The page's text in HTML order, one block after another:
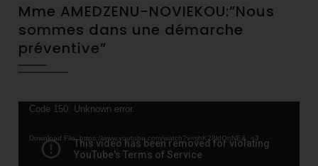
Mme AMEDZENU-NOVIEKOU:”Nous
sommes dans une démarche
préventive”
Video
Code 150: Unknown error.
Download File: https://www.youtube.com/watch?v=shK28ldQnNE&_=3